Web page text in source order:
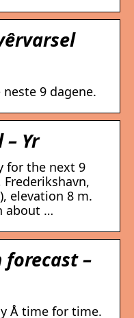
9 dagene.
Yr
for the next 9
elevation 8 m.
about …
forecast –
Å time for time.